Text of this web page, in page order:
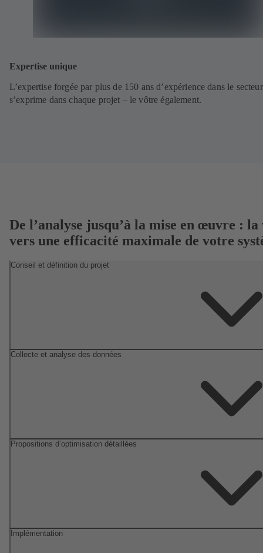
Expertise unique
L’expertise forgée par plus de 150 ans d’expérience dans le secteur
s’exprime dans chaque projet – le vôtre également.
De l’analyse jusqu’à la mise en œuvre : la
vers une efficacité maximale de votre
Conseil et définition du projet
Collecte et analyse des données
Propositions d’optimisation détaillées
Implémentation